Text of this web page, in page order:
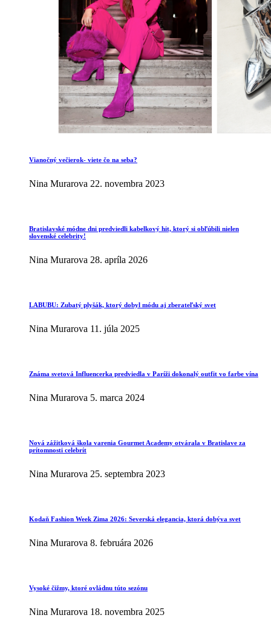
Vianočný večierok- viete čo na seba?
Nina Murarova 22. novembra 2023
Bratislavské módne dni predviedli kabelkový hit, ktorý si obľúbili nielen
slovenské celebrity!
Nina Murarova 28. apríla 2026
LABUBU: Zubatý plyšák, ktorý dobyl módu aj zberateľský svet
Nina Murarova 11. júla 2025
Známa svetová Influencerka predviedla v Paríži dokonalý outfit vo farbe vína
Nina Murarova 5. marca 2024
Nová zážitková škola varenia Gourmet Academy otvárala v Bratislave za
prítomnosti celebrít
Nina Murarova 25. septembra 2023
Kodaň Fashion Week Zima 2026: Severská elegancia, ktorá dobýva svet
Nina Murarova 8. februára 2026
Vysoké čižmy, ktoré ovládnu túto sezónu
Nina Murarova 18. novembra 2025